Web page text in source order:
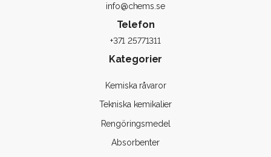
info@chems.se
Telefon
+371 25771311
Kategorier
Kemiska råvaror
Tekniska kemikalier
Rengöringsmedel
Absorbenter